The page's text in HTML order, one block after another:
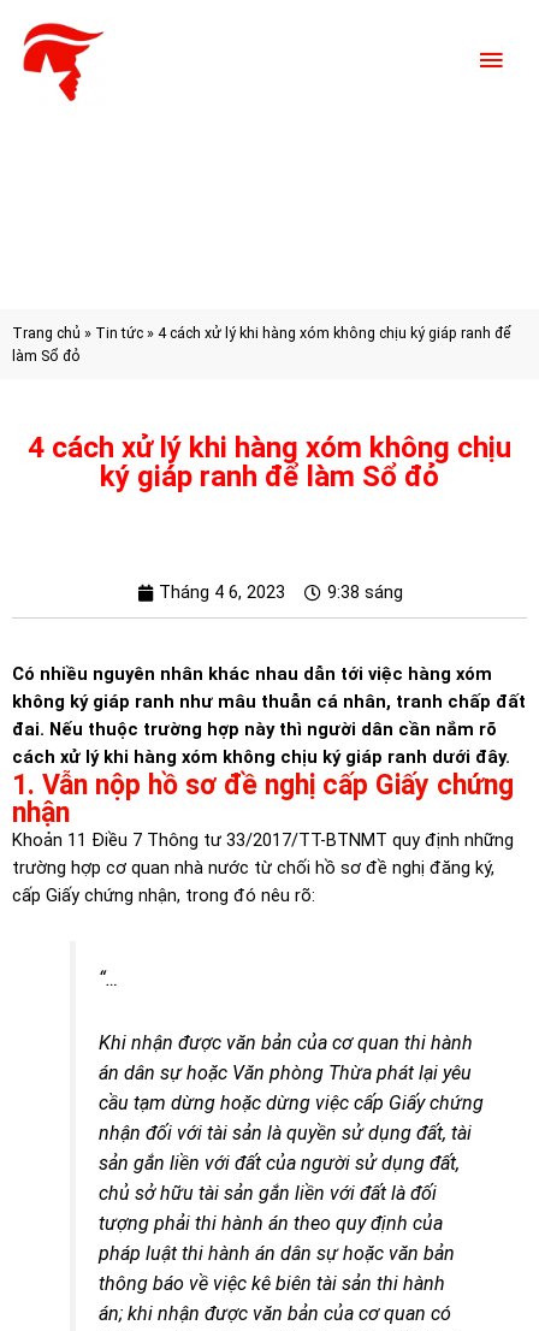
Trang chủ » Tin tức » 4 cách xử lý khi hàng xóm không chịu ký giáp ranh để
làm Sổ đỏ
4 cách xử lý khi hàng xóm không chịu
ký giáp ranh để làm Sổ đỏ
Tháng 4 6, 2023 9:38 sáng
Có nhiều nguyên nhân khác nhau dẫn tới việc hàng xóm
không ký giáp ranh như mâu thuẫn cá nhân, tranh chấp đất
đai. Nếu thuộc trường hợp này thì người dân cần nắm rõ
cách xử lý khi hàng xóm không chịu ký giáp ranh dưới đây.
1. Vẫn nộp hồ sơ đề nghị cấp Giấy chứng
nhận
Khoản 11 Điều 7 Thông tư 33/2017/TT-BTNMT quy định những
trường hợp cơ quan nhà nước từ chối hồ sơ đề nghị đăng ký,
cấp Giấy chứng nhận, trong đó nêu rõ:
“…
Khi nhận được văn bản của cơ quan thi hành
án dân sự hoặc Văn phòng Thừa phát lại yêu
cầu tạm dừng hoặc dừng việc cấp Giấy chứng
nhận đối với tài sản là quyền sử dụng đất, tài
sản gắn liền với đất của người sử dụng đất,
chủ sở hữu tài sản gắn liền với đất là đối
tượng phải thi hành án theo quy định của
pháp luật thi hành án dân sự hoặc văn bản
thông báo về việc kê biên tài sản thi hành
án; khi nhận được văn bản của cơ quan có